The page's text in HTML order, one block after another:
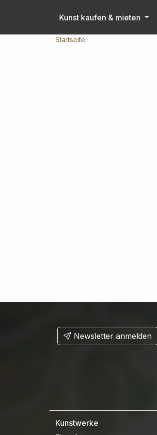
Kunst kaufen & mieten
Startseite
Newsletter anmelden
Kunstwerke